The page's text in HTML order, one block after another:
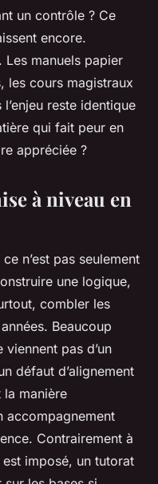
un contrôle ? Ce
encore.
Les manuels papier
les cours magistraux
reste identique
qui fait peur en
appréciée ?
à niveau en
n’est pas seulement
une logique,
combler les
Beaucoup
viennent pas d’un
défaut d’alignement
la manière
accompagnement
Contrairement à
imposé, un tutorat